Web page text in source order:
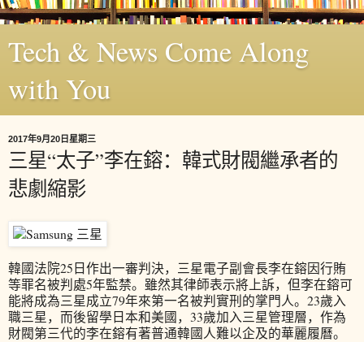
Tech & News Come Along
with You
2017年9月20日星期三
三星“太子”李在鎔：韓式財閥繼承者的
悲劇縮影
韓國法院25日作出一審判決，三星電子副會長李在鎔因行賄
等罪名被判處5年監禁。雖然其律師表示將上訴，但李在鎔可
能將成為三星成立79年來第一名被判實刑的掌門人。23歲入
職三星，而後留學日本和美國，33歲加入三星管理層，作為
財閥第三代的李在鎔有著普通韓國人難以企及的華麗履曆。